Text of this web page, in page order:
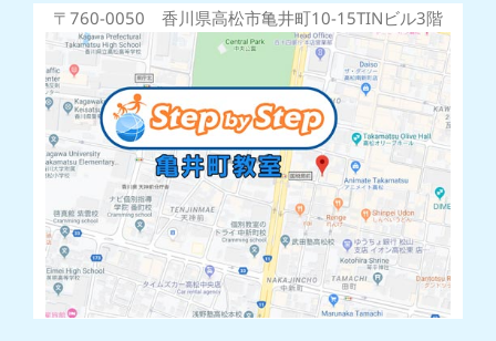
〒760-0050 香川県高松市亀井町10-15TINビル3階